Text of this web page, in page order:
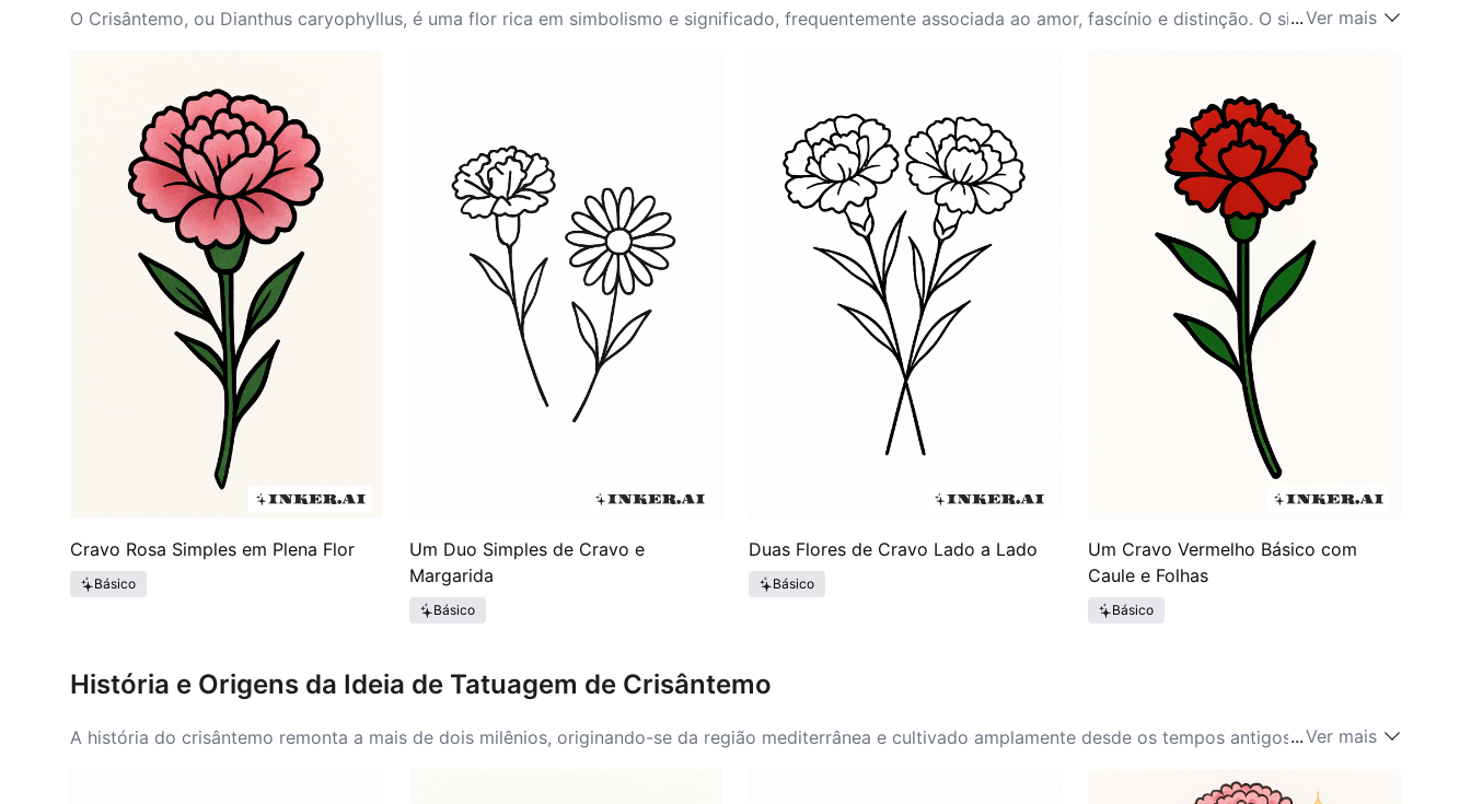
O Crisântemo, ou Dianthus caryophyllus, é uma flor rica em simbolismo e significado, frequentemente associada ao amor, fascínio e distinção. O simbolismo do
particularmente no Dia das Mães, como uma homenagem às mães e figuras maternas, reforçando o simbolismo do crisântemo de amor e admiração. A beleza
e diversidade dos crisântemos, disponíveis em várias cores, cada uma carregando seu significado específico—como rosa para o amor eterno de uma mãe ou
vermelho para admiração—enriquecem ainda mais o significado do crisântemo e sua importância na expressão de emoções pessoais. Assim, fazer uma
tatuagem de crisântemo pode simbolizar uma narrativa pessoal de amor, apreciação e respeito por relacionamentos, aprimorando a conexão do portador com
essas emoções.
...Ver mais
Cravo Rosa Simples em Plena Flor
Básico
Um Duo Simples de Cravo e
Margarida
Básico
Duas Flores de Cravo Lado a Lado
Básico
Um Cravo Vermelho Básico com
Caule e Folhas
Básico
História e Origens da Ideia de Tatuagem de Crisântemo
A história do crisântemo remonta a mais de dois milênios, originando-se da região mediterrânea e cultivado amplamente desde os tempos antigos. Na Grécia e
se desenvolveram significativamente durante o Renascimento, quando cativaram artistas e poetas, levando a várias representações na arte e na literatura.
...Ver mais